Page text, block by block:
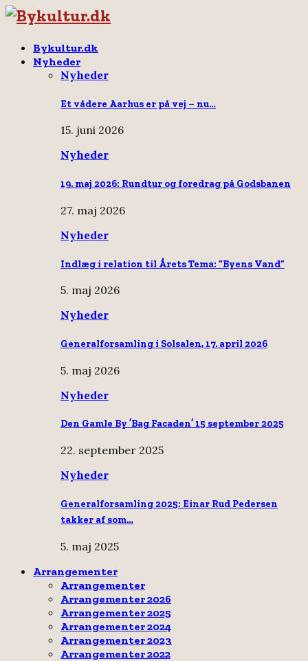
Bykultur.dk
Nyheder
Nyheder
Et vådere Aarhus er på vej – nu…
15. juni 2026
Nyheder
19. maj 2026: Rundtur og foredrag på Godsbanen
27. maj 2026
Nyheder
Indlæg i relation til Årets Tema: “Byens Vand”
5. maj 2026
Nyheder
Generalforsamling i Solsalen, 17. april 2026
5. maj 2026
Nyheder
Den Gamle By ’Bag Facaden’ 15 september 2025
22. september 2025
Nyheder
Generalforsamling 2025: Einar Rud Pedersen
takker af som…
5. maj 2025
Arrangementer
Arrangementer
Arrangementer 2026
Arrangementer 2025
Arrangementer 2024
Arrangementer 2023
Arrangementer 2022